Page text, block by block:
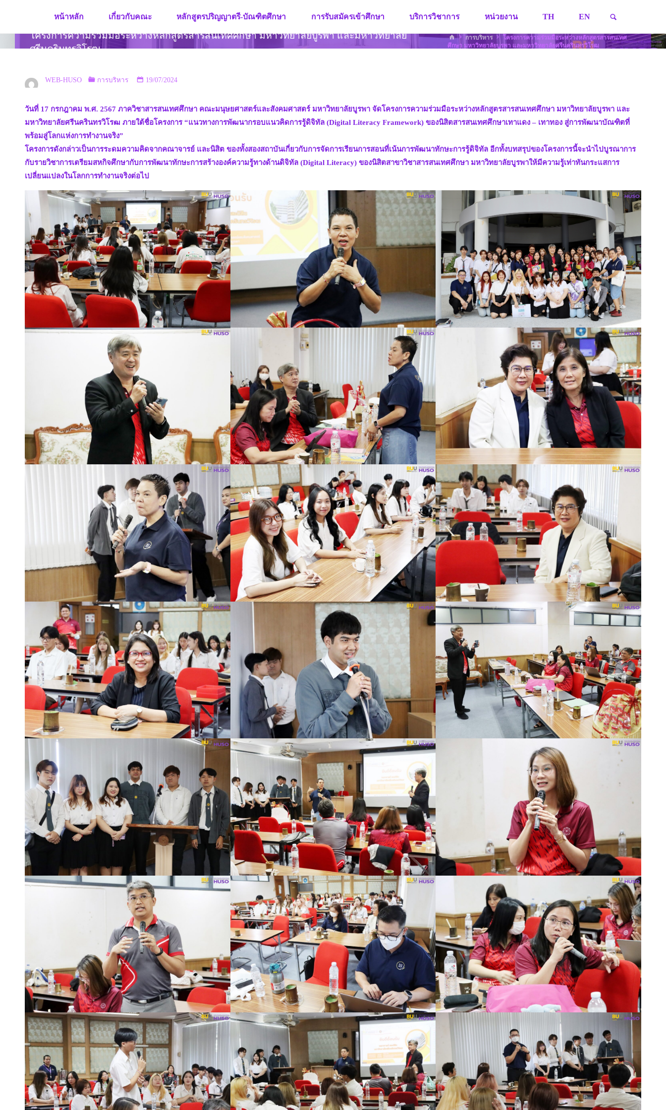
content
หน้าหลัก เกี่ยวกับคณะ หลักสูตรปริญญาตรี-บัณฑิตศึกษา การรับสมัครเข้าศึกษา บริการวิชาการ หน่วยงาน TH EN
โครงการความร่วมมือระหว่างหลักสูตรสารสนเทศศึกษา มหาวิทยาลัยบูรพา และมหาวิทยาลัย
ศรีนครินทรวิโรฒ
HOMEการบริหาร
โครงการความร่วมมือระหว่างหลักสูตรสารสนเทศ
ศึกษา มหาวิทยาลัยบูรพา และมหาวิทยาลัยศรีนครินทรวิโรฒ
WEB-HUSO การบริหาร 19/07/2024
วันที่ 17 กรกฎาคม พ.ศ. 2567 ภาควิชาสารสนเทศศึกษา คณะมนุษยศาสตร์และสังคมศาสตร์ มหาวิทยาลัยบูรพา จัดโครงการความร่วมมือระหว่างหลักสูตรสารสนเทศศึกษา มหาวิทยาลัยบูรพา และ
มหาวิทยาลัยศรีนครินทรวิโรฒ ภายใต้ชื่อโครงการ “แนวทางการพัฒนากรอบแนวคิดการรู้ดิจิทัล (Digital Literacy Framework) ของนิสิตสารสนเทศศึกษาเทาแดง – เทาทอง สู่การพัฒนาบัณฑิตที่
พร้อมสู่โลกแห่งการทำงานจริง”
โครงการดังกล่าวเป็นการระดมความคิดจากคณาจารย์ และนิสิต ของทั้งสองสถาบันเกี่ยวกับการจัดการเรียนการสอนที่เน้นการพัฒนาทักษะการรู้ดิจิทัล อีกทั้งบทสรุปของโครงการนี้จะนำไปบูรณาการ
กับรายวิชาการเตรียมสหกิจศึกษากับการพัฒนาทักษะการสร้างองค์ความรู้ทางด้านดิจิทัล (Digital Literacy) ของนิสิตสาขาวิชาสารสนเทศศึกษา มหาวิทยาลัยบูรพาให้มีความรู้เท่าทันกระแสการ
เปลี่ยนแปลงในโลกการทำงานจริงต่อไป